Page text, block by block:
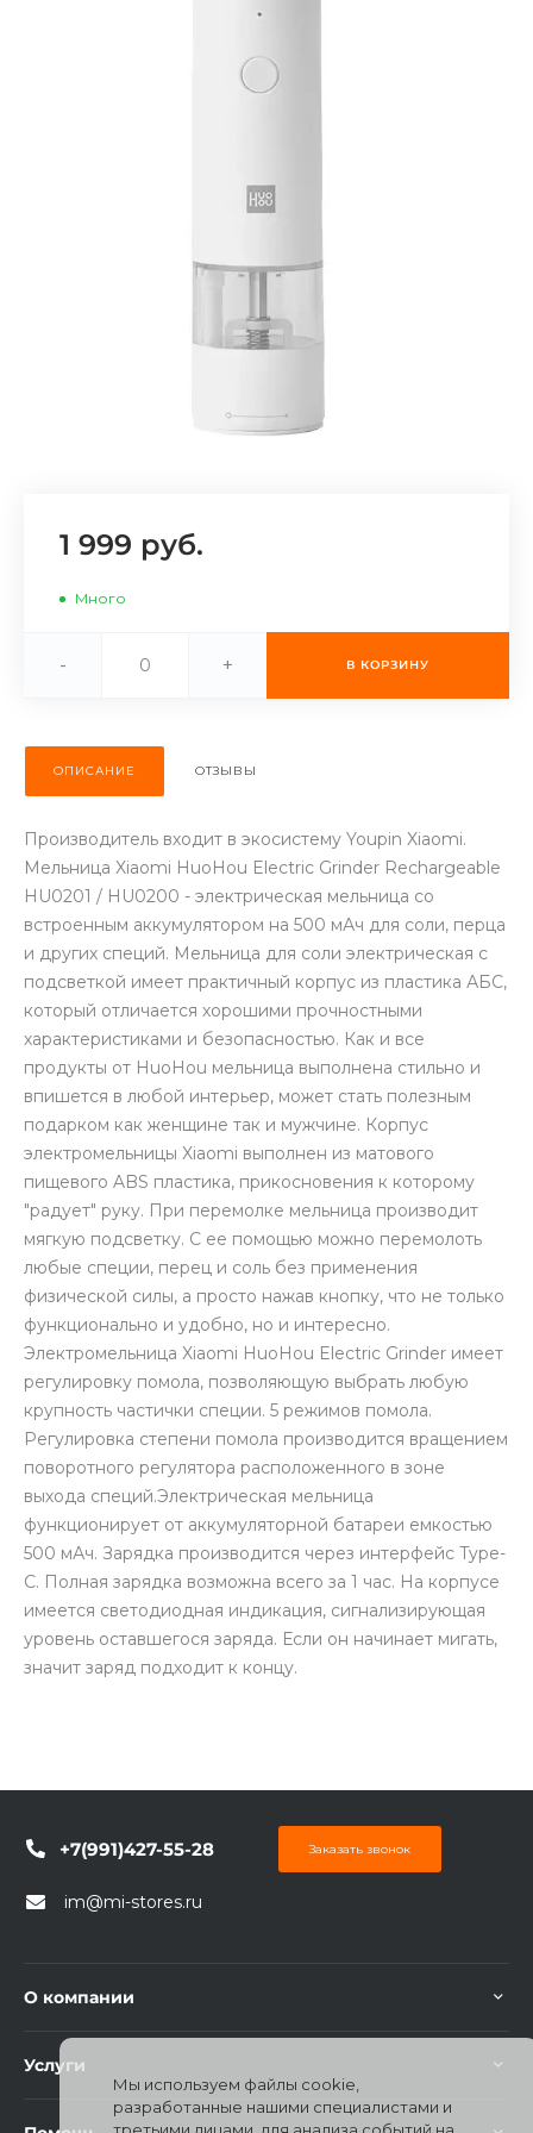
выбранный способом
% будут
каждые 2 недели
об оплате Плайтом
недели
раз в 2 недели
1 999 руб.
Много
- + В КОРЗИНУ
ОПИСАНИЕ ОТЗЫВЫ
Производитель входит в экосистему Youpin Xiaomi.
Мельница Xiaomi HuoHou Electric Grinder Rechargeable
HU0201 / HU0200 - электрическая мельница со
встроенным аккумулятором на 500 мАч для соли, перца
и других специй. Мельница для соли электрическая с
подсветкой имеет практичный корпус из пластика АБС,
который отличается хорошими прочностными
характеристиками и безопасностью. Как и все
продукты от HuoHou мельница выполнена стильно и
впишется в любой интерьер, может стать полезным
подарком как женщине так и мужчине. Корпус
электромельницы Xiaomi выполнен из матового
пищевого ABS пластика, прикосновения к которому
"радует" руку. При перемолке мельница производит
мягкую подсветку. С ее помощью можно перемолоть
любые специи, перец и соль без применения
физической силы, а просто нажав кнопку, что не только
функционально и удобно, но и интересно.
Электромельница Xiaomi HuoHou Electric Grinder имеет
регулировку помола, позволяющую выбрать любую
крупность частички специи. 5 режимов помола.
Регулировка степени помола производится вращением
поворотного регулятора расположенного в зоне
выхода специй.Электрическая мельница
функционирует от аккумуляторной батареи емкостью
500 мАч. Зарядка производится через интерфейс Type-
C. Полная зарядка возможна всего за 1 час. На корпусе
имеется светодиодная индикация, сигнализирующая
уровень оставшегося заряда. Если он начинает мигать,
значит заряд подходит к концу.
+7(991)427-55-28 Заказать звонок
im@mi-stores.ru
О компании
Услуги
Мы используем файлы cookie,
разработанные нашими специалистами и